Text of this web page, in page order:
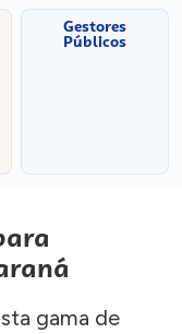
Gestores
Públicos
gama de